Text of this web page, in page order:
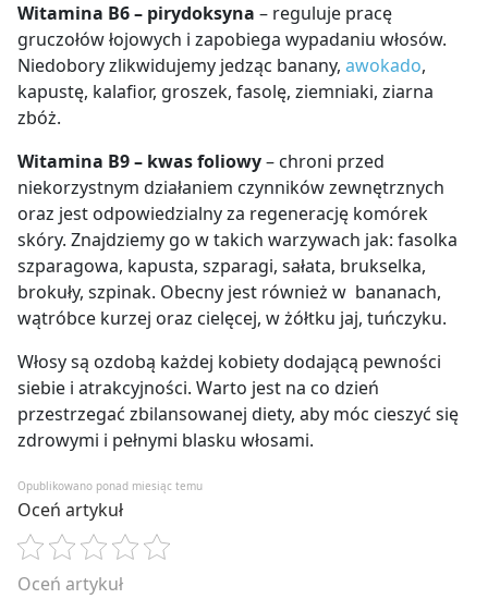
Witamina B6 – pirydoksyna – reguluje pracę
gruczołów łojowych i zapobiega wypadaniu włosów.
Niedobory zlikwidujemy jedząc banany, awokado,
kapustę, kalafior, groszek, fasolę, ziemniaki, ziarna
zbóż.
Witamina B9 – kwas foliowy– chroni przed
niekorzystnym działaniem czynników zewnętrznych
oraz jest odpowiedzialny za regenerację komórek
skóry. Znajdziemy go w takich warzywach jak: fasolka
szparagowa, kapusta, szparagi, sałata, brukselka,
brokuły, szpinak. Obecny jest również w bananach,
wątróbce kurzej oraz cielęcej, w żółtku jaj, tuńczyku.
Włosy są ozdobą każdej kobiety dodającą pewności
siebie i atrakcyjności. Warto jest na co dzień
przestrzegać zbilansowanej diety, aby móc cieszyć się
zdrowymi i pełnymi blasku włosami.
Opublikowano ponad miesiąc temu
Oceń artykuł
Oceń artykuł